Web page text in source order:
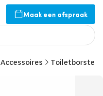
Maak een afspraak
Accessoires Toiletborstel